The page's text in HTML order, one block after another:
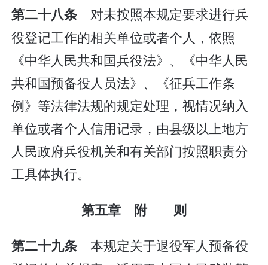
第二十八条对未按照本规定要求进行兵
役登记工作的相关单位或者个人，依照
《中华人民共和国兵役法》、《中华人民
共和国预备役人员法》、《征兵工作条
例》等法律法规的规定处理，视情况纳入
单位或者个人信用记录，由县级以上地方
人民政府兵役机关和有关部门按照职责分
工具体执行。
第五章 附 则
第二十九条 本规定关于退役军人预备役